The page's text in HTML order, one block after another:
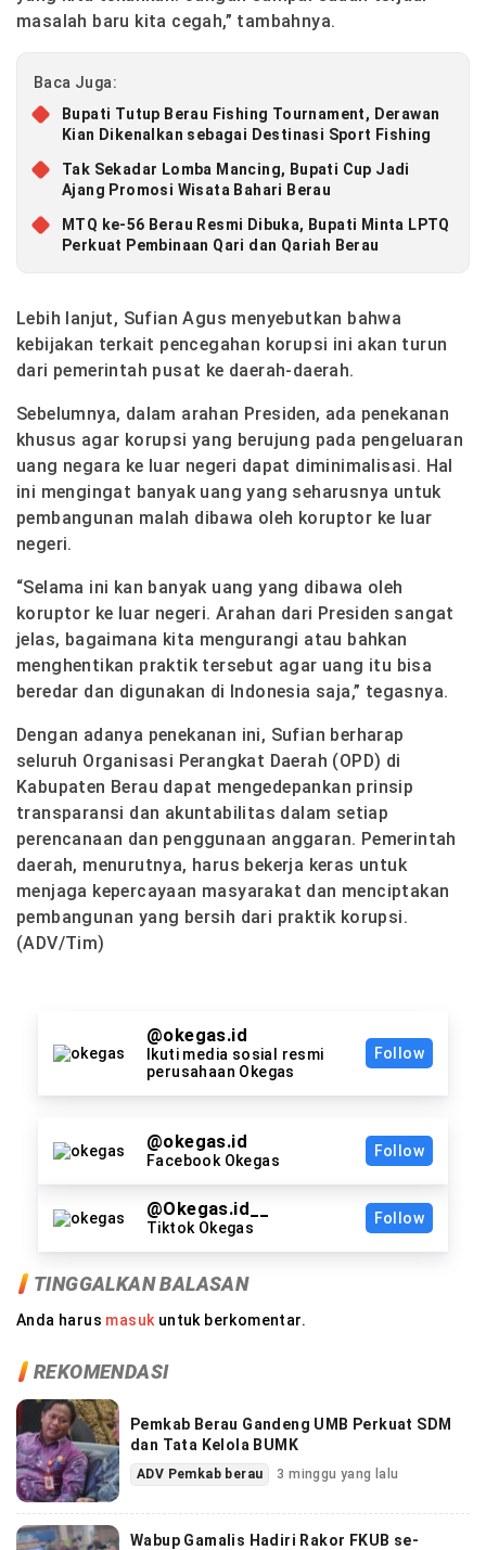
masalah baru kita cegah,” tambahnya.
Baca Juga:
Bupati Tutup Berau Fishing Tournament, Derawan
Kian Dikenalkan sebagai Destinasi Sport Fishing
Tak Sekadar Lomba Mancing, Bupati Cup Jadi
Ajang Promosi Wisata Bahari Berau
MTQ ke-56 Berau Resmi Dibuka, Bupati Minta LPTQ
Perkuat Pembinaan Qari dan Qariah Berau
Lebih lanjut, Sufian Agus menyebutkan bahwa
kebijakan terkait pencegahan korupsi ini akan turun
dari pemerintah pusat ke daerah-daerah.
Sebelumnya, dalam arahan Presiden, ada penekanan
khusus agar korupsi yang berujung pada pengeluaran
uang negara ke luar negeri dapat diminimalisasi. Hal
ini mengingat banyak uang yang seharusnya untuk
pembangunan malah dibawa oleh koruptor ke luar
negeri.
“Selama ini kan banyak uang yang dibawa oleh
koruptor ke luar negeri. Arahan dari Presiden sangat
jelas, bagaimana kita mengurangi atau bahkan
menghentikan praktik tersebut agar uang itu bisa
beredar dan digunakan di Indonesia saja,” tegasnya.
Dengan adanya penekanan ini, Sufian berharap
seluruh Organisasi Perangkat Daerah (OPD) di
Kabupaten Berau dapat mengedepankan prinsip
transparansi dan akuntabilitas dalam setiap
perencanaan dan penggunaan anggaran. Pemerintah
daerah, menurutnya, harus bekerja keras untuk
menjaga kepercayaan masyarakat dan menciptakan
pembangunan yang bersih dari praktik korupsi.
(ADV/Tim)
@okegas.id
Ikuti media sosial resmi
perusahaan Okegas
Follow
@okegas.id
Facebook Okegas
Follow
@Okegas.id__
Tiktok Okegas
Follow
TINGGALKAN BALASAN
Anda harus masuk untuk berkomentar.
REKOMENDASI
Pemkab Berau Gandeng UMB Perkuat SDM
dan Tata Kelola BUMK
ADV Pemkab berau 3 minggu yang lalu
Wabup Gamalis Hadiri Rakor FKUB se-